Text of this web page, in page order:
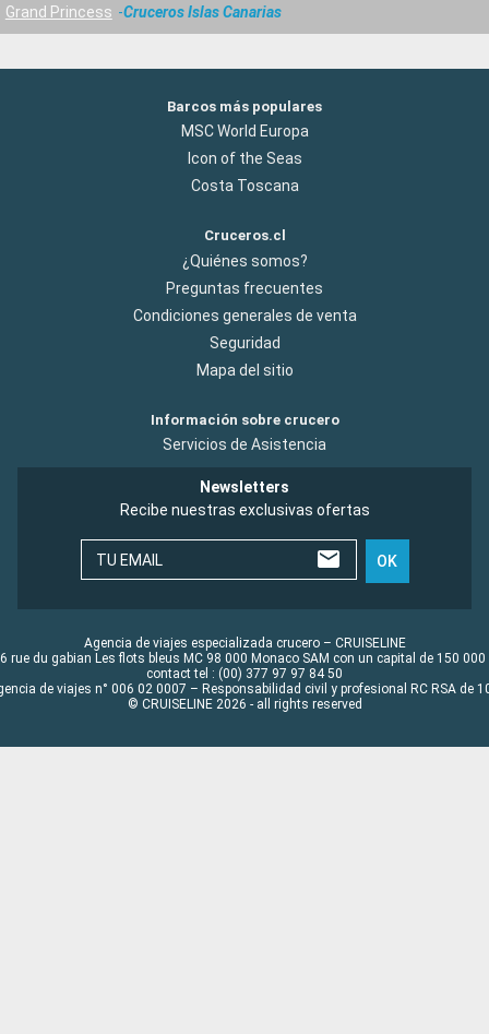
Grand Princess
Cruceros Islas Canarias
Barcos más populares
MSC World Europa
Icon of the Seas
Costa Toscana
Cruceros.cl
¿Quiénes somos?
Preguntas frecuentes
Condiciones generales de venta
Seguridad
Mapa del sitio
Información sobre crucero
Servicios de Asistencia
Newsletters
Recibe nuestras exclusivas ofertas
TU EMAIL OK
Agencia de viajes especializada crucero – CRUISELINE
rue du gabian Les flots bleus MC 98 000 Monaco SAM con un capital de 150 000
contact tel : (00) 377 97 97 84 50
de viajes n° 006 02 0007 – Responsabilidad civil y profesional RC RSA de
© CRUISELINE 2026 - all rights reserved